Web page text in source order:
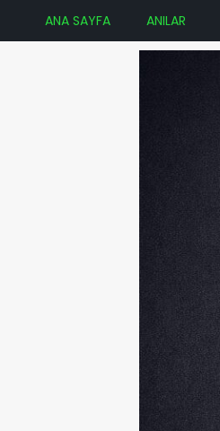
ANA SAYFA ANILAR